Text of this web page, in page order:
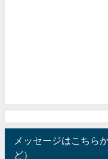
メッセージはこちら
ど）